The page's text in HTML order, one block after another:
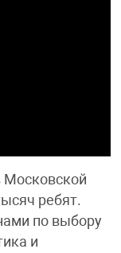
Московской
ребят.
по выбору
и